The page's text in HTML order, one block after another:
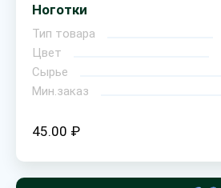
Ноготки
Тип товара
Цвет
Сырье
Мин.заказ
45.00 ₽